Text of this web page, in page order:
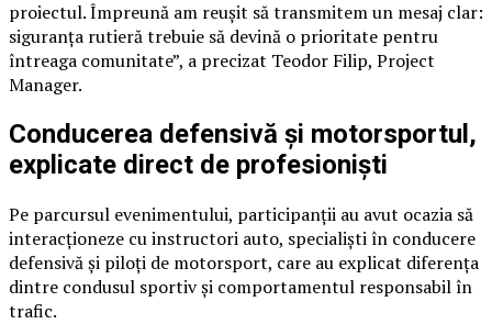
proiectul. Împreună am reușit să transmitem un mesaj clar:
siguranța rutieră trebuie să devină o prioritate pentru
întreaga comunitate”, a precizat Teodor Filip, Project
Manager.
Conducerea defensivă și motorsportul,
explicate direct de profesioniști
Pe parcursul evenimentului, participanții au avut ocazia să
interacționeze cu instructori auto, specialiști în conducere
defensivă și piloți de motorsport, care au explicat diferența
dintre condusul sportiv și comportamentul responsabil în
trafic.